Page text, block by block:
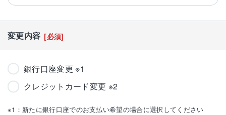
変更内容 [必須]
銀行口座変更 ※1
クレジットカード変更 ※2
※1：新たに銀行口座でのお支払い希望の場合に選択してください